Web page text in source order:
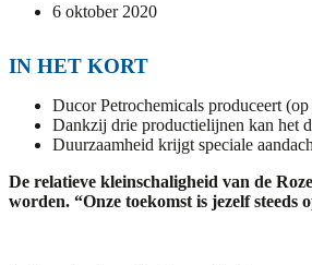
6 oktober 2020
IN HET KORT
Ducor Petrochemicals produceert
Dankzij drie productielijnen kan het
Duurzaamheid krijgt speciale
De relatieve kleinschaligheid van de
worden. “Onze toekomst is jezelf